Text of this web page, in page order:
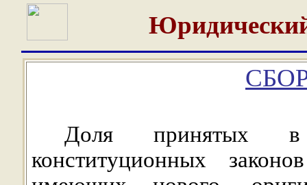
Доля принятых
конституционных